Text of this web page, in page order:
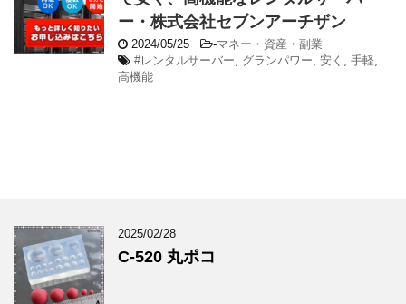
ー・株式会社セブンアーチザン
2024/05/25 -マネー・資産・副業
#レンタルサーバー, グランパワー, 安く , 手軽,
高機能
2025/02/28
C-520 丸ポコ